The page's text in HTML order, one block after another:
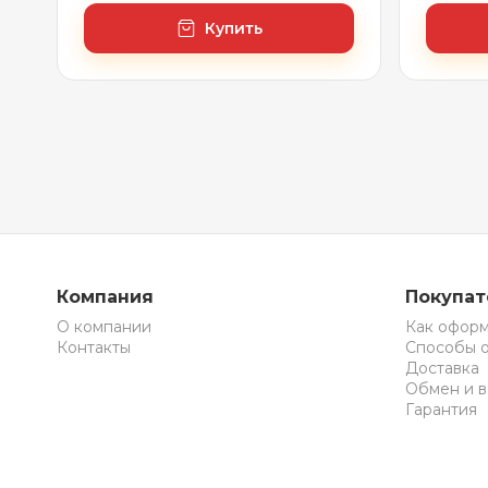
Купить
Компания
О компании
Контакты
Как
Способы
Доставка
Обмен и
Гарантия